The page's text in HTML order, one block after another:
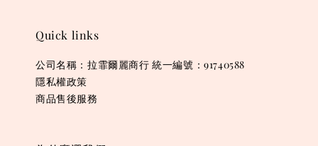
Quick links
公司名稱：拉霏爾麗商行 統一編號：91740588
隱私權政策
商品售後服務